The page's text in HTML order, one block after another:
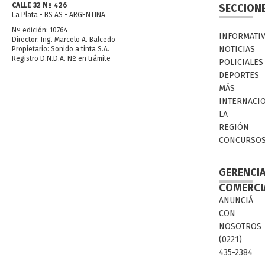
CALLE 32 Nº 426
La Plata - BS AS - ARGENTINA
Nº edición: 10764
Director: Ing. Marcelo A. Balcedo
Propietario: Sonido a tinta S.A.
Registro D.N.D.A. Nº en trámite
NOTICIAS
POLICIALES
DEPORTES
MÁS
LA
REGIÓN
ANUNCIÁ
CON
NOSOTROS
(0221)
435-2384